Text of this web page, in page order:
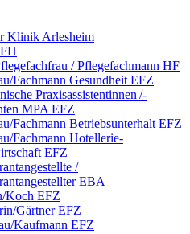
Klinik Arlesheim
/ Pflegefachmann HF
Fachmann Gesundheit EFZ
Praxisassistentinnen /-
MPA EFZ
Fachmann Betriebsunterhalt EFZ
Fachmann Hotellerie-
EFZ
/
EBA
Koch EFZ
Gärtner EFZ
Kaufmann EFZ